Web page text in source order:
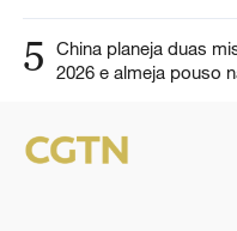
5
China planeja duas
2026 e almeja pouso